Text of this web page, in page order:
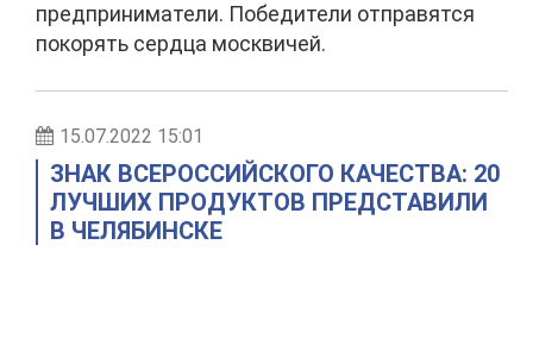
предприниматели. Победители отправятся
покорять сердца москвичей.
15.07.2022 15:01
ЗНАК ВСЕРОССИЙСКОГО КАЧЕСТВА: 20
ЛУЧШИХ ПРОДУКТОВ ПРЕДСТАВИЛИ
В ЧЕЛЯБИНСКЕ